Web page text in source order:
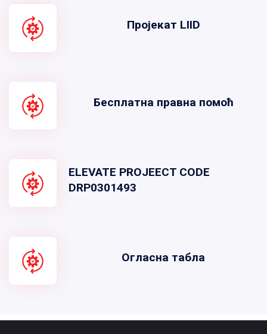
Пројекат LIID
Бесплатна правна помоћ
ELEVATE PROJEECT CODE
DRP0301493
Огласна табла